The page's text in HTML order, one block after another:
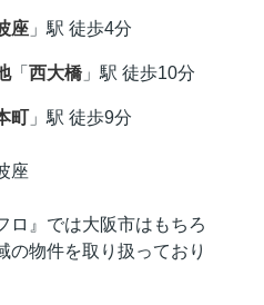
座 」駅 徒歩4分
「 西大橋」駅 徒歩10分
町 」駅 徒歩9分
座
ロ』では大阪市はもちろ
の物件を取り扱っており